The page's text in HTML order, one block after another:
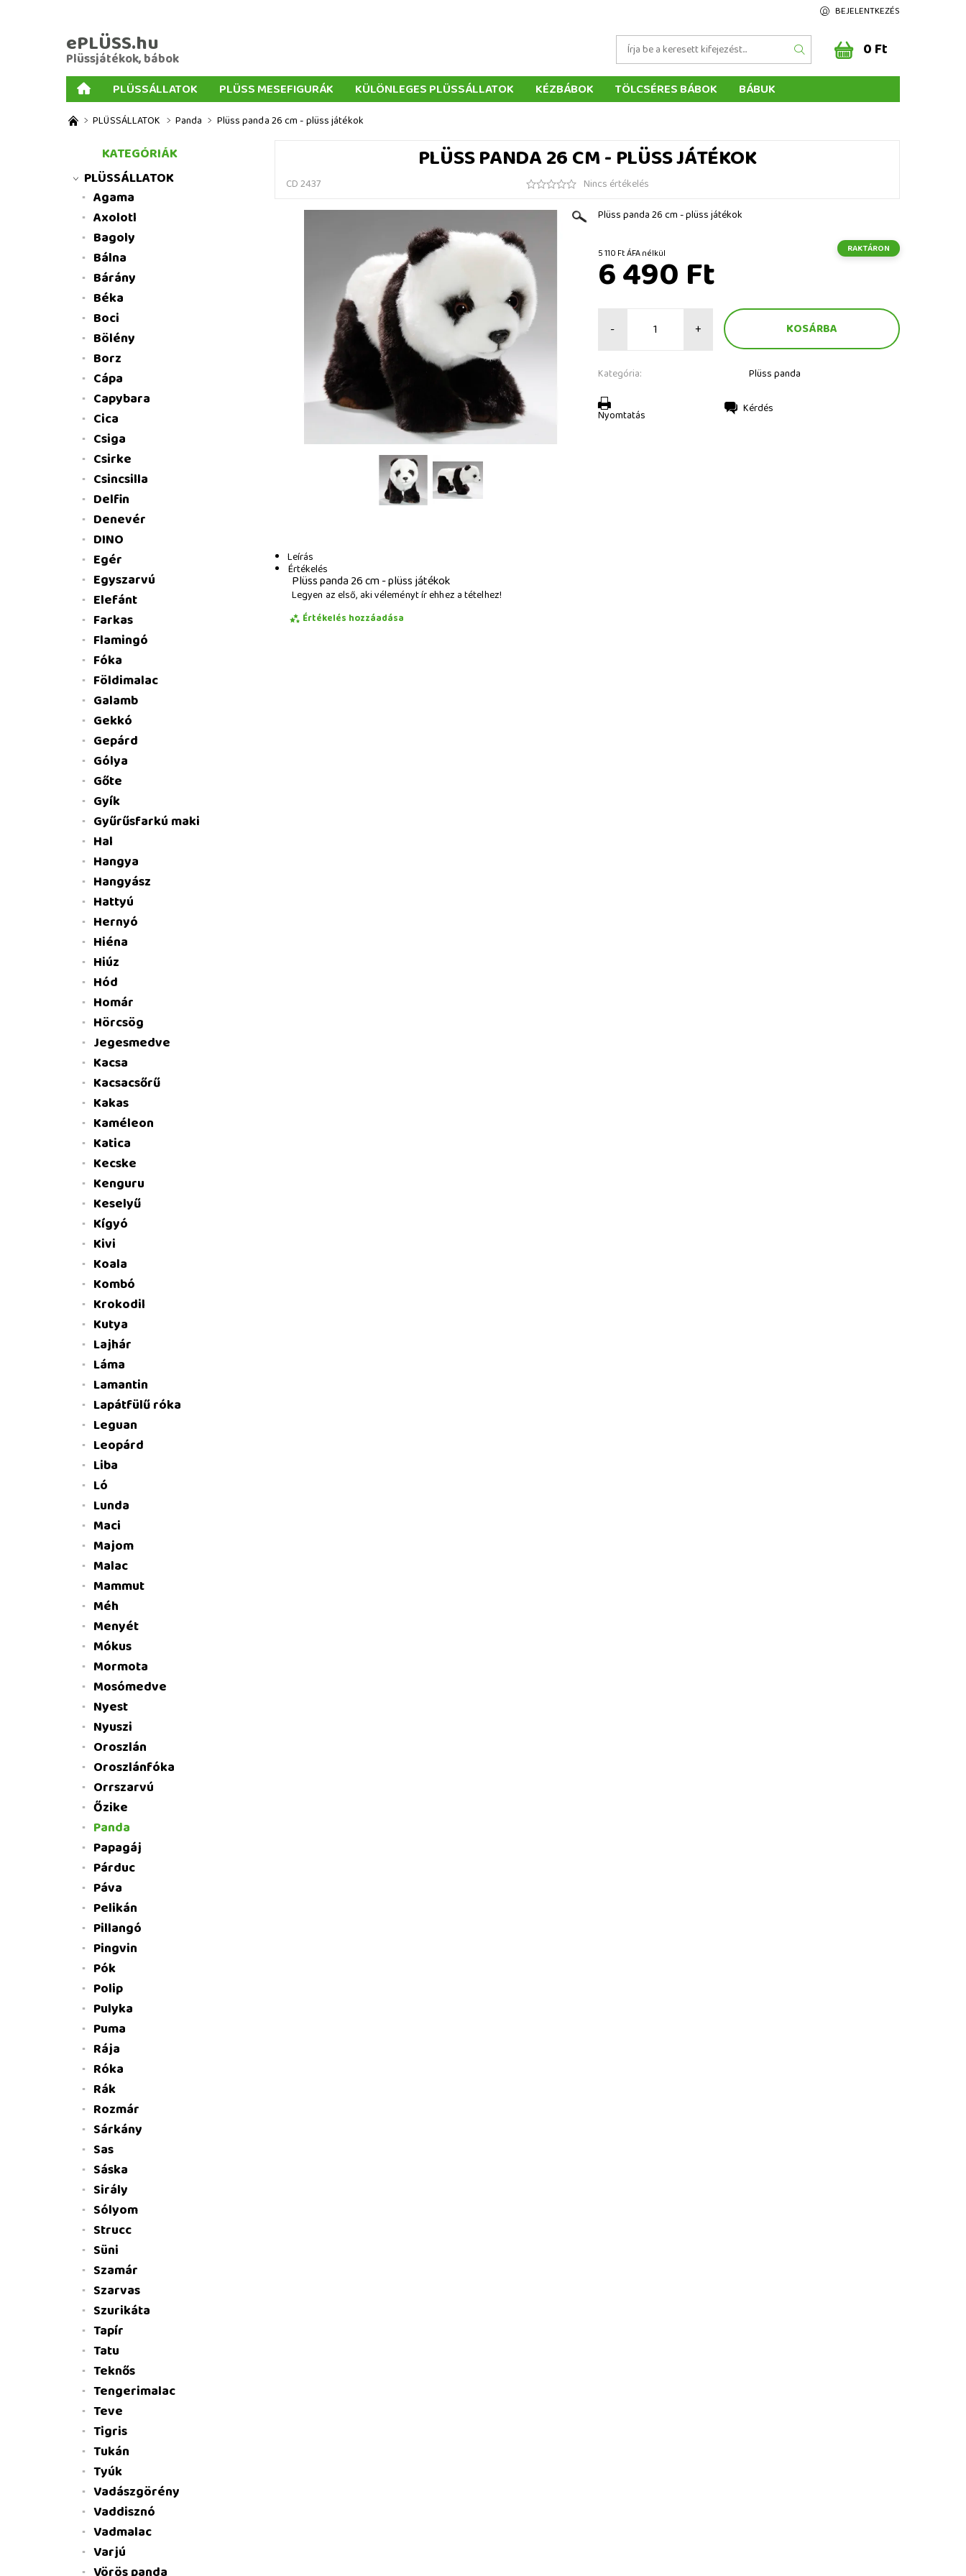
BEJELENTKEZÉS
ePLÜSS.hu
Plüssjátékok, bábok 0 Ft
PLÜSSÁLLATOK PLÜSS MESEFIGURÁK KÜLÖNLEGES PLÜSSÁLLATOK KÉZBÁBOK TÖLCSÉRES BÁBOK
BÁBUK
AJÁNDÉKOK PLÜSSÖKHÖZ
MENNYISÉGI KEDVEZMÉNYEK
ÜZLETI FELTÉTELEK
PLÜSSÁLLATOK Panda Plüss panda 26 cm - plüss játékok
PLÜSS PANDA 26 CM - PLÜSS JÁTÉKOK
CD 2437
Nincs értékelés
Plüss panda 26 cm - plüss játékok
5 110 Ft ÁFA nélkül RAKTÁRON
6 490 Ft
- +
Kategória: Plüss panda
Nyomtatás Kérdés
Leírás
Értékelés
Plüss panda 26 cm - plüss játékok
Legyen az első, aki véleményt ír ehhez a tételhez!
Értékelés hozzáadása
KATEGÓRIÁK
PLÜSSÁLLATOK
Agama
Axolotl
Bagoly
Bálna
Bárány
Béka
Boci
Bölény
Borz
Cápa
Capybara
Cica
Csiga
Csirke
Csincsilla
Delfin
Denevér
DINO
Egér
Egyszarvú
Elefánt
Farkas
Flamingó
Fóka
Földimalac
Galamb
Gekkó
Gepárd
Gólya
Gőte
Gyík
Gyűrűsfarkú maki
Hal
Hangya
Hangyász
Hattyú
Hernyó
Hiéna
Hiúz
Hód
Homár
Hörcsög
Jegesmedve
Kacsa
Kacsacsőrű
Kakas
Kaméleon
Katica
Kecske
Kenguru
Keselyű
Kígyó
Kivi
Koala
Kombó
Krokodil
Kutya
Lajhár
Láma
Lamantin
Lapátfülű róka
Leguan
Leopárd
Liba
Ló
Lunda
Maci
Majom
Malac
Mammut
Méh
Menyét
Mókus
Mormota
Mosómedve
Nyest
Nyuszi
Oroszlán
Oroszlánfóka
Orrszarvú
Őzike
Panda
Papagáj
Párduc
Páva
Pelikán
Pillangó
Pingvin
Pók
Polip
Pulyka
Puma
Rája
Róka
Rák
Rozmár
Sárkány
Sas
Sáska
Sirály
Sólyom
Strucc
Süni
Szamár
Szarvas
Szurikáta
Tapír
Tatu
Teknős
Tengerimalac
Teve
Tigris
Tukán
Tyúk
Vadászgörény
Vaddisznó
Vadmalac
Varjú